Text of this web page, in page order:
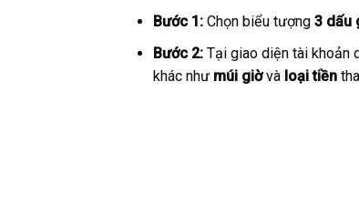
Bước 1: Chọn biểu tượng 3 dấu
Bước 2: Tại giao diện tài khoản
khác như múi giờvà loại tiền